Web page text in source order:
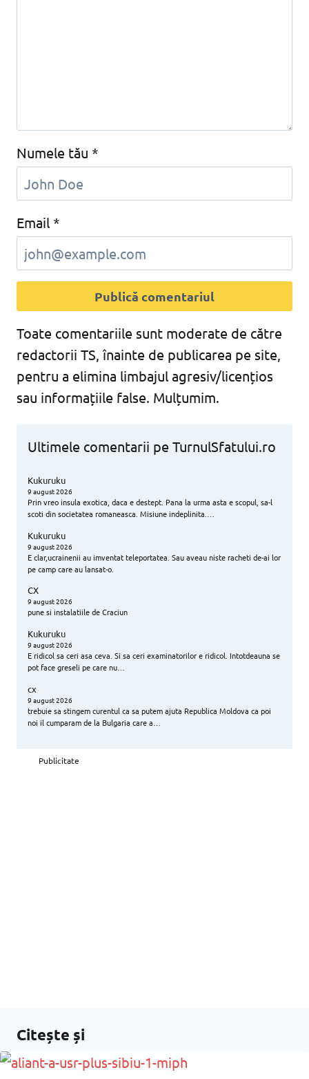
Numele tău *
Email *
Toate comentariile sunt moderate de către
redactorii TS, înainte de publicarea pe site,
pentru a elimina limbajul agresiv/licențios
sau informațiile false. Mulțumim.
Ultimele comentarii pe TurnulSfatului.ro
Kukuruku
9 august 2026
Prin vreo insula exotica, daca e destept. Pana la urma asta e scopul, sa-l
scoti din societatea romaneasca. Misiune indeplinita.…
Kukuruku
9 august 2026
E clar,ucrainenii au imventat teleportatea. Sau aveau niste racheti de-ai lor
pe camp care au lansat-o.
CX
9 august 2026
pune si instalatiile de Craciun
Kukuruku
9 august 2026
E ridicol sa ceri asa ceva. Si sa ceri examinatorilor e ridicol. Intotdeauna se
pot face greseli pe care nu…
cx
9 august 2026
trebuie sa stingem curentul ca sa putem ajuta Republica Moldova ca poi
noi il cumparam de la Bulgaria care a…
Publicitate
Citește și